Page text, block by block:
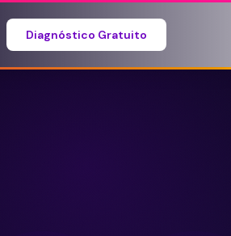
Diagnóstico Gratuito